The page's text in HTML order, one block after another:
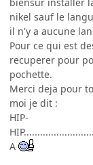
nikel sauf le
il n'y a aucune
Pour ce qui est
recuperer pour
pochette.
Merci deja pour
moi je dit :
HIP-
A